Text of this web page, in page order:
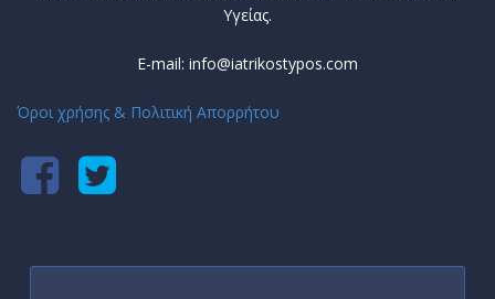
Υγείας.
E-mail: info@iatrikostypos.com
Όροι χρήσης & Πολιτική Απορρήτου